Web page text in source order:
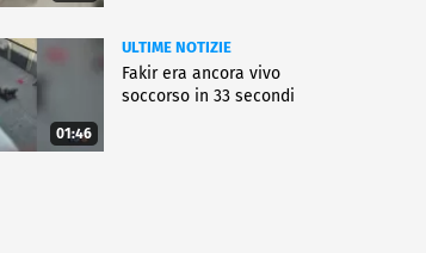
01:46
ULTIME NOTIZIE
Fakir era ancora vivo
soccorso in 33 secondi